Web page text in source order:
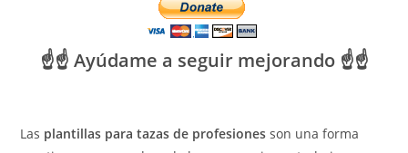
☝️☝️ Ayúdame a seguir mejorando ☝️☝️
Las plantillas para tazas de profesiones son una forma